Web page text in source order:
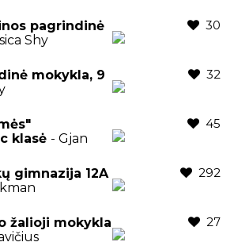
pagrindinė
Shy
30
mokykla, 9
32
klasė - Gjan
45
gimnazija 12A
292
žalioji mokykla
27